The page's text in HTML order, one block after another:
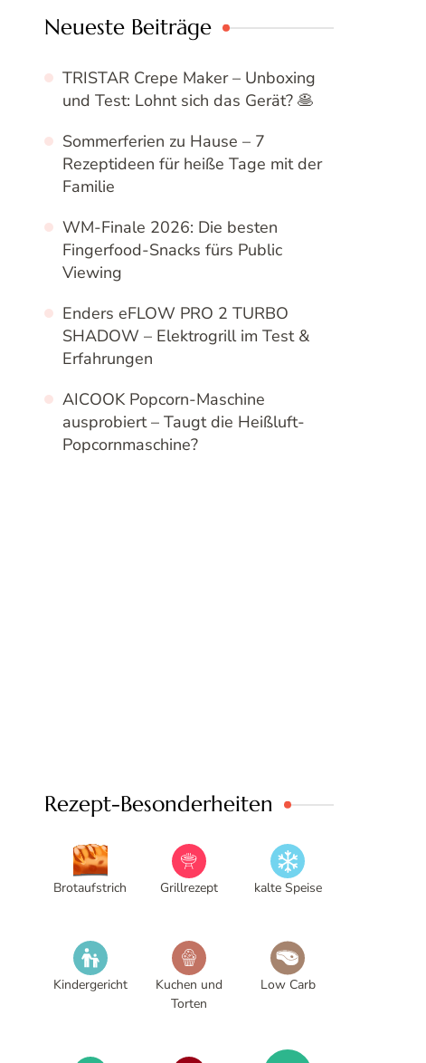
Neueste Beiträge
TRISTAR Crepe Maker – Unboxing
und Test: Lohnt sich das Gerät? 🥞
Sommerferien zu Hause – 7
Rezeptideen für heiße Tage mit der
Familie
WM-Finale 2026: Die besten
Fingerfood-Snacks fürs Public
Viewing
Enders eFLOW PRO 2 TURBO
SHADOW – Elektrogrill im Test &
Erfahrungen
AICOOK Popcorn-Maschine
ausprobiert – Taugt die Heißluft-
Popcornmaschine?
Rezept-Besonderheiten
Brotaufstrich Grillrezept kalte Speise
Kindergericht
Kuchen und
Torten
Low Carb